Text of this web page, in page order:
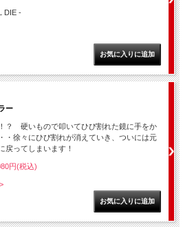
DIE -
ー
？ 硬いもので叩いてひび割れた鏡に手をか
・徐々にひび割れが消えていき、ついには元
戻ってしまいます！
円(税込)